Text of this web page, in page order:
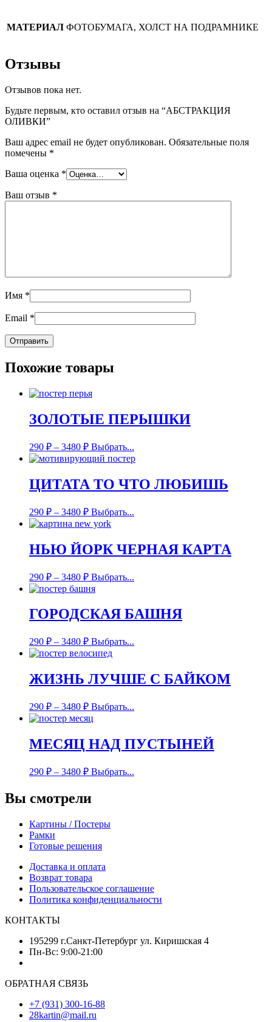
МАТЕРИАЛ ФОТОБУМАГА, ХОЛСТ НА ПОДРАМНИКЕ
Отзывы
Отзывов пока нет.
Будьте первым, кто оставил отзыв на “АБСТРАКЦИЯ
ОЛИВКИ”
Ваш адрес email не будет опубликован. Обязательные поля
помечены *
Ваша оценка *
Ваш отзыв *
Имя *
Email *
Похожие товары
ЗОЛОТЫЕ ПЕРЫШКИ
290 ₽ – 3480 ₽ Выбрать...
ЦИТАТА ТО ЧТО ЛЮБИШЬ
290 ₽ – 3480 ₽ Выбрать...
НЬЮ ЙОРК ЧЕРНАЯ КАРТА
290 ₽ – 3480 ₽ Выбрать...
ГОРОДСКАЯ БАШНЯ
290 ₽ – 3480 ₽ Выбрать...
ЖИЗНЬ ЛУЧШЕ С БАЙКОМ
290 ₽ – 3480 ₽ Выбрать...
МЕСЯЦ НАД ПУСТЫНЕЙ
290 ₽ – 3480 ₽ Выбрать...
Вы смотрели
Картины / Постеры
Рамки
Готовые решения
Доставка и оплата
Возврат товара
Пользовательское соглашение
Политика конфиденциальности
КОНТАКТЫ
195299 г.Санкт-Петербург ул. Киришская 4
Пн-Вс: 9:00-21:00
ОБРАТНАЯ СВЯЗЬ
+7 (931) 300-16-88
28kartin@mail.ru